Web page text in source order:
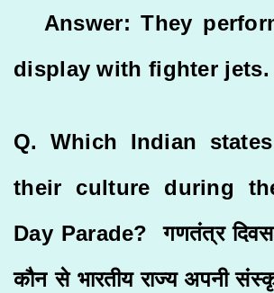
Answer: They
display with fighter jets.
Q. Which Indian
their culture during
Day Parade? गणतंत्र दिवस
कौन से भारतीय राज्य अपनी